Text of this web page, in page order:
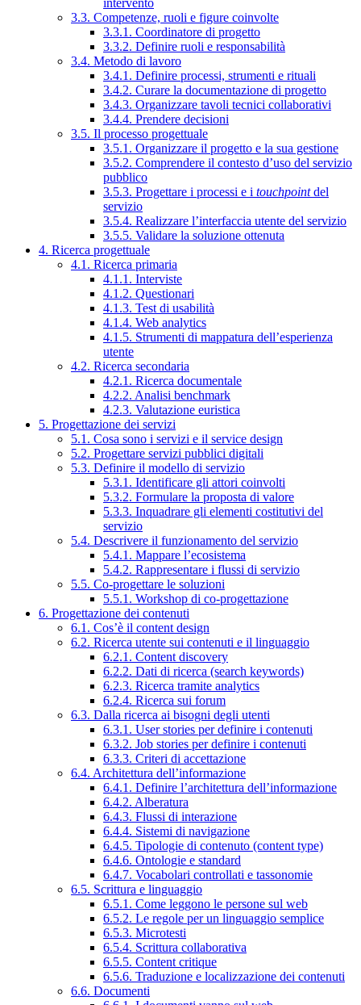
intervento
3.3. Competenze, ruoli e figure coinvolte
3.3.1. Coordinatore di progetto
3.3.2. Definire ruoli e responsabilità
3.4. Metodo di lavoro
3.4.1. Definire processi, strumenti e rituali
3.4.2. Curare la documentazione di progetto
3.4.3. Organizzare tavoli tecnici collaborativi
3.4.4. Prendere decisioni
3.5. Il processo progettuale
3.5.1. Organizzare il progetto e la sua gestione
3.5.2. Comprendere il contesto d’uso del servizio
pubblico
3.5.3. Progettare i processi e i touchpointdel
servizio
3.5.4. Realizzare l’interfaccia utente del servizio
3.5.5. Validare la soluzione ottenuta
4. Ricerca progettuale
4.1. Ricerca primaria
4.1.1. Interviste
4.1.2. Questionari
4.1.3. Test di usabilità
4.1.4. Web analytics
4.1.5. Strumenti di mappatura dell’esperienza
utente
4.2. Ricerca secondaria
4.2.1. Ricerca documentale
4.2.2. Analisi benchmark
4.2.3. Valutazione euristica
5. Progettazione dei servizi
5.1. Cosa sono i servizi e il service design
5.2. Progettare servizi pubblici digitali
5.3. Definire il modello di servizio
5.3.1. Identificare gli attori coinvolti
5.3.2. Formulare la proposta di valore
5.3.3. Inquadrare gli elementi costitutivi del
servizio
5.4. Descrivere il funzionamento del servizio
5.4.1. Mappare l’ecosistema
5.4.2. Rappresentare i flussi di servizio
5.5. Co-progettare le soluzioni
5.5.1. Workshop di co-progettazione
6. Progettazione dei contenuti
6.1. Cos’è il content design
6.2. Ricerca utente sui contenuti e il linguaggio
6.2.1. Content discovery
6.2.2. Dati di ricerca (search keywords)
6.2.3. Ricerca tramite analytics
6.2.4. Ricerca sui forum
6.3. Dalla ricerca ai bisogni degli utenti
6.3.1. User stories per definire i contenuti
6.3.2. Job stories per definire i contenuti
6.3.3. Criteri di accettazione
6.4. Architettura dell’informazione
6.4.1. Definire l’architettura dell’informazione
6.4.2. Alberatura
6.4.3. Flussi di interazione
6.4.4. Sistemi di navigazione
6.4.5. Tipologie di contenuto (content type)
6.4.6. Ontologie e standard
6.4.7. Vocabolari controllati e tassonomie
6.5. Scrittura e linguaggio
6.5.1. Come leggono le persone sul web
6.5.2. Le regole per un linguaggio semplice
6.5.3. Microtesti
6.5.4. Scrittura collaborativa
6.5.5. Content critique
6.5.6. Traduzione e localizzazione dei contenuti
6.6. Documenti